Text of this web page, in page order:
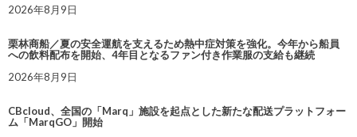
2026年8月9日
栗林商船／夏の安全運航を支えるため熱中症対策を強化。今年から船員
への飲料配布を開始、4年目となるファン付き作業服の支給も継続
2026年8月9日
CBcloud、全国の「Marq」施設を起点とした新たな配送プラットフォー
ム「MarqGO」開始